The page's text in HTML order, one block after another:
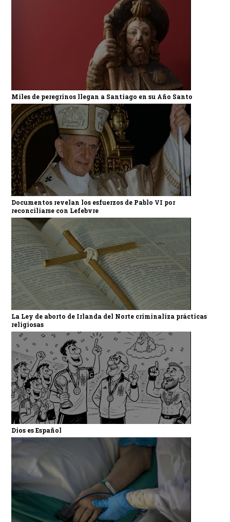
Miles de peregrinos llegan a Santiago en su Año Santo
Documentos revelan los esfuerzos de Pablo VI por
reconciliarse con Lefebvre
La Ley de aborto de Irlanda del Norte criminaliza prácticas
religiosas
Dios es Español